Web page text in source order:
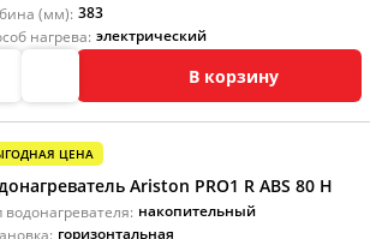
(мм): 383
нагрева: электрический
В корзину
ЦЕНА
Ariston PRO1 R ABS 80 H
водонагревателя: накопительный
горизонтальная